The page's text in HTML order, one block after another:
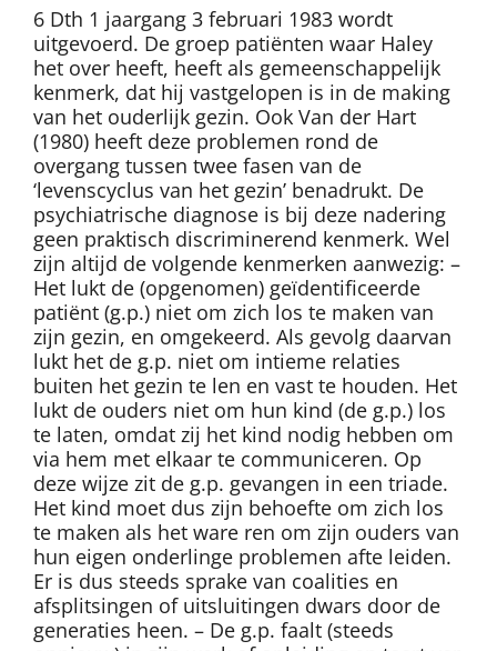
6 Dth 1 jaargang 3 februari 1983 wordt
uitgevoerd. De groep patiënten waar Haley
het over heeft, heeft als gemeenschappelijk
kenmerk, dat hij vastgelopen is in de making
van het ouderlijk gezin. Ook Van der Hart
(1980) heeft deze problemen rond de
overgang tussen twee fasen van de
‘levenscyclus van het gezin’ benadrukt. De
psychiatrische diagnose is bij deze nadering
geen praktisch discriminerend kenmerk. Wel
zijn altijd de volgende kenmerken aanwezig: –
Het lukt de (opgenomen) geïdentificeerde
patiënt (g.p.) niet om zich los te maken van
zijn gezin, en omgekeerd. Als gevolg daarvan
lukt het de g.p. niet om intieme relaties
buiten het gezin te len en vast te houden. Het
lukt de ouders niet om hun kind (de g.p.) los
te laten, omdat zij het kind nodig hebben om
via hem met elkaar te communiceren. Op
deze wijze zit de g.p. gevangen in een triade.
Het kind moet dus zijn behoefte om zich los
te maken als het ware ren om zijn ouders van
hun eigen onderlinge problemen afte leiden.
Er is dus steeds sprake van coalities en
afsplitsingen of uitsluitingen dwars door de
generaties heen. – De g.p. faalt (steeds